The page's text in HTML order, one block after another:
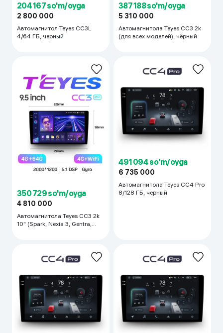
204 167 so'm/oyga
2 800 000
Автомагнитол Teyes CC3L
4/64 ГБ, черный
387 188 so'm/oyga
5 310 000
Автомагнитола Teyes CC3 2k
(для всех моделей), чёрный
350 729 so'm/oyga
4 810 000
Автомагнитола Teyes CC3 2k
10" (Spark, Nexia 3, Gentra,
491 094 so'm/oyga
6 735 000
Автомагнитола Teyes CC4 Pro
8/128 ГБ, черный